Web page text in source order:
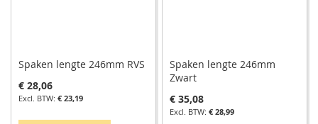
Spaken lengte 246mm RVS
€ 28,06
€ 23,19
Spaken lengte 246mm
Zwart
€ 35,08
€ 28,99